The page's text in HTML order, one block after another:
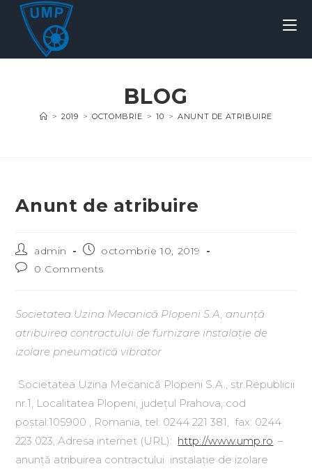
BLOG
> 2019 > OCTOMBRIE > 10 > ANUNT DE ATRIBUIRE
Anunt de atribuire
admin
octombrie 10, 2019
0 Comments
Societatea Uzina Mecanică Plopeni S.A, anunță
atribuirea contractuluide furnizare instalație de
izolare pneumatică vibrator
Societatea Uzina Mecanică Plopeni S.A., str.Republicii
nr.1, Localitatea Plopeni, județul Prahova, cod
poștal:105900 , Romania, tel: 0244 221 381, fax: 0244
223 023, Adresa internet (URL): http://www.ump.ro. –
anunță atribuirea contractului instalație de izolare